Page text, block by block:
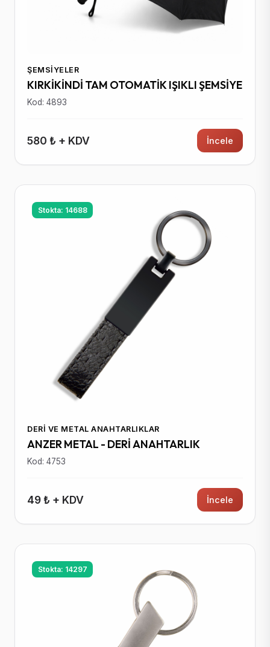
ŞEMSIYELER
KIRKİKİNDİ TAM OTOMATİK IŞIKLI ŞEMSİYE
Kod: 4893
580 ₺ + KDV İncele
Stokta: 14688
DERI VE METAL ANAHTARLIKLAR
ANZER METAL - DERİ ANAHTARLIK
Kod: 4753
49 ₺ + KDV İncele
Stokta: 14297